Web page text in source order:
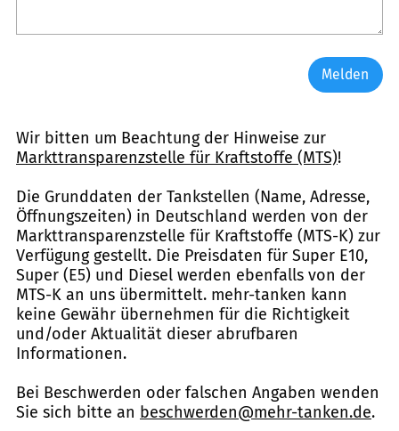
Melden
Wir bitten um Beachtung der Hinweise zur
Markttransparenzstelle für Kraftstoffe (MTS)!
Die Grunddaten der Tankstellen (Name, Adresse,
Öffnungszeiten) in Deutschland werden von der
Markttransparenzstelle für Kraftstoffe (MTS-K) zur
Verfügung gestellt. Die Preisdaten für Super E10,
Super (E5) und Diesel werden ebenfalls von der
MTS-K an uns übermittelt. mehr-tanken kann
keine Gewähr übernehmen für die Richtigkeit
und/oder Aktualität dieser abrufbaren
Informationen.
Bei Beschwerden oder falschen Angaben wenden
Sie sich bitte an beschwerden@mehr-tanken.de.